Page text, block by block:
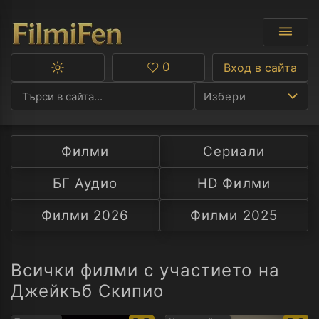
Избери
Ф
С
А
Превключване
тъмна
тема
Любими
0 Вход в сайта
Филми
Сериали
БГ Аудио
HD Филми
Филми 2026
Филми 2025
Всички филми с участието на
Джейкъб Скипио